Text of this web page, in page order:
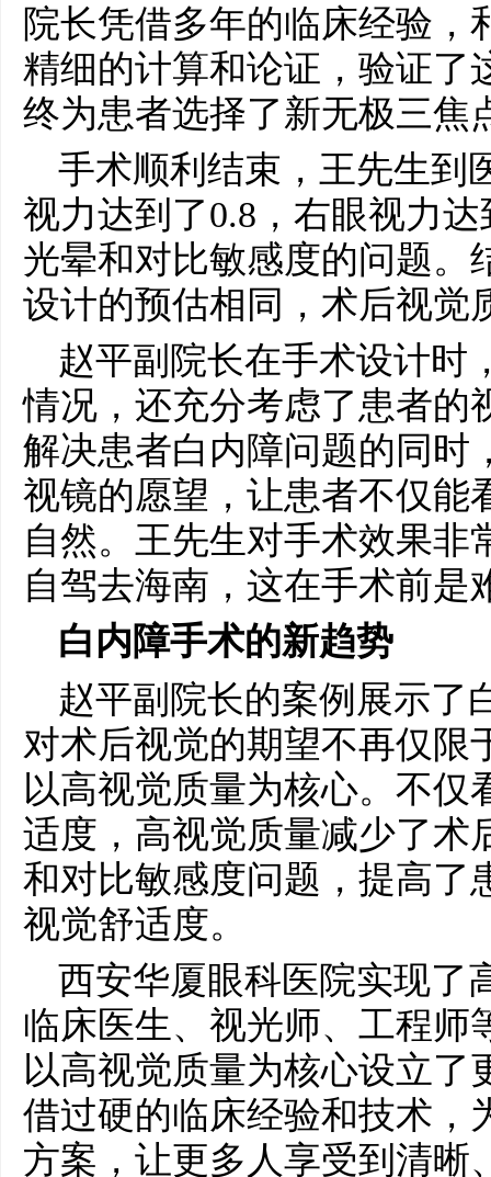
院长凭借多年的临床经验，
精细的计算和论证，验证了
终为患者选择了新无极三焦
手术顺利结束，王先生到
视力达到了0.8，右眼视力
光晕和对比敏感度的问题。
设计的预估相同，术后视觉
赵平副院长在手术设计时
情况，还充分考虑了患者的
解决患者白内障问题的同时
视镜的愿望，让患者不仅能
自然。王先生对手术效果非
自驾去海南，这在手术前是
白内障手术的新趋势
赵平副院长的案例展示
对术后视觉的期望不再仅限
以高视觉质量为核心。不仅
适度，高视觉质量减少了术
和对比敏感度问题，提高了
视觉舒适度。
西安华厦眼科医院实现了
临床医生、视光师、工程师
以高视觉质量为核心设立了
借过硬的临床经验和技术，
方案，让更多人享受到清晰